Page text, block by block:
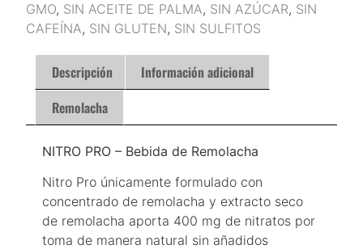
GMO, SIN ACEITE DE PALMA, SIN AZÚCAR, SIN
CAFEÍNA, SIN GLUTEN, SIN SULFITOS
Descripción
Información adicional
Remolacha
NITRO PRO – Bebida de Remolacha
Nitro Pro únicamente formulado con
concentrado de remolacha y extracto seco
de remolacha aporta 400 mg de nitratos por
toma de manera natural sin añadidos